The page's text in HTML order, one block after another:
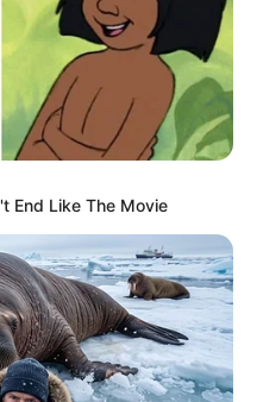
End Like The Movie